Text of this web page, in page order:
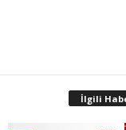
İlgili